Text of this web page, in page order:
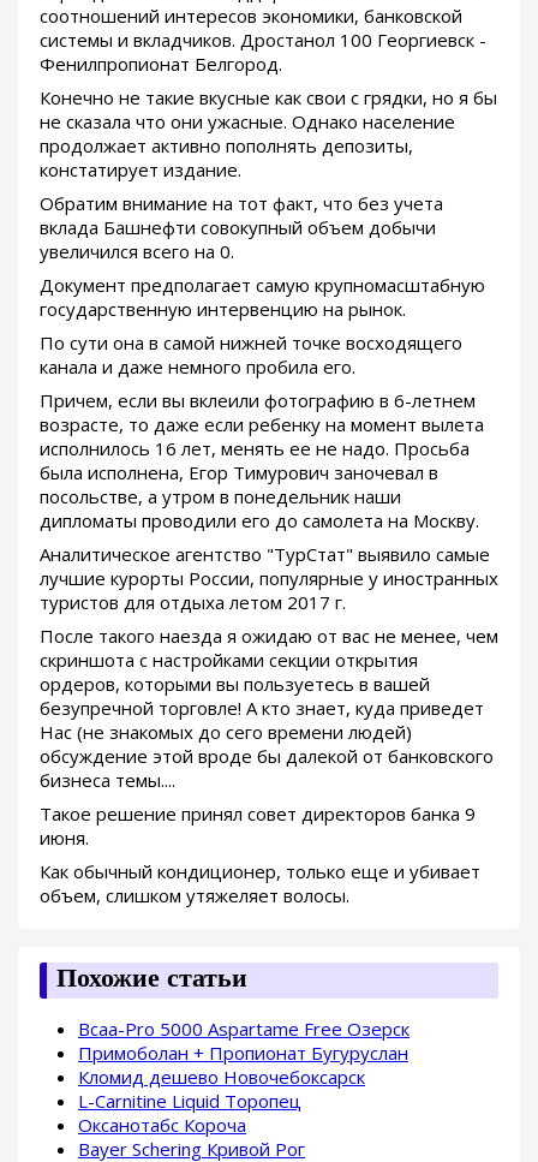
соотношений интересов экономики, банковской
системы и вкладчиков. Дростанол 100 Георгиевск -
Фенилпропионат Белгород.
Конечно не такие вкусные как свои с грядки, но я бы
не сказала что они ужасные. Однако население
продолжает активно пополнять депозиты,
констатирует издание.
Обратим внимание на тот факт, что без учета
вклада Башнефти совокупный объем добычи
увеличился всего на 0.
Документ предполагает самую крупномасштабную
государственную интервенцию на рынок.
По сути она в самой нижней точке восходящего
канала и даже немного пробила его.
Причем, если вы вклеили фотографию в 6-летнем
возрасте, то даже если ребенку на момент вылета
исполнилось 16 лет, менять ее не надо. Просьба
была исполнена, Егор Тимурович заночевал в
посольстве, а утром в понедельник наши
дипломаты проводили его до самолета на Москву.
Аналитическое агентство "ТурСтат" выявило самые
лучшие курорты России, популярные у иностранных
туристов для отдыха летом 2017 г.
После такого наезда я ожидаю от вас не менее, чем
скриншота с настройками секции открытия
ордеров, которыми вы пользуетесь в вашей
безупречной торговле! А кто знает, куда приведет
Нас (не знакомых до сего времени людей)
обсуждение этой вроде бы далекой от банковского
бизнеса темы....
Такое решение принял совет директоров банка 9
июня.
Как обычный кондиционер, только еще и убивает
объем, слишком утяжеляет волосы.
Похожие статьи
Bcaa-Pro 5000 Aspartame Free Озерск
Примоболан + Пропионат Бугуруслан
Кломид дешево Новочебоксарск
L-Carnitine Liquid Торопец
Оксанотабс Короча
Bayer Schering Кривой Рог